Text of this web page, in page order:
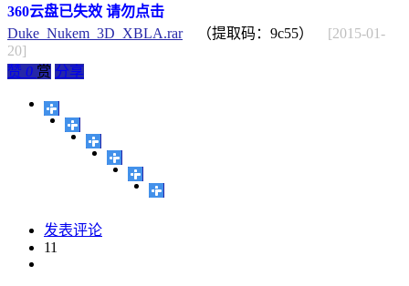
360云盘已失效 请勿点击
Duke_Nukem_3D_XBLA.rar（提取码：9c55） [2015-01-
20]
赞 0 赏 分享
发表评论
11